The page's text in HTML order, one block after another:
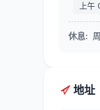
上午
休息:
地址